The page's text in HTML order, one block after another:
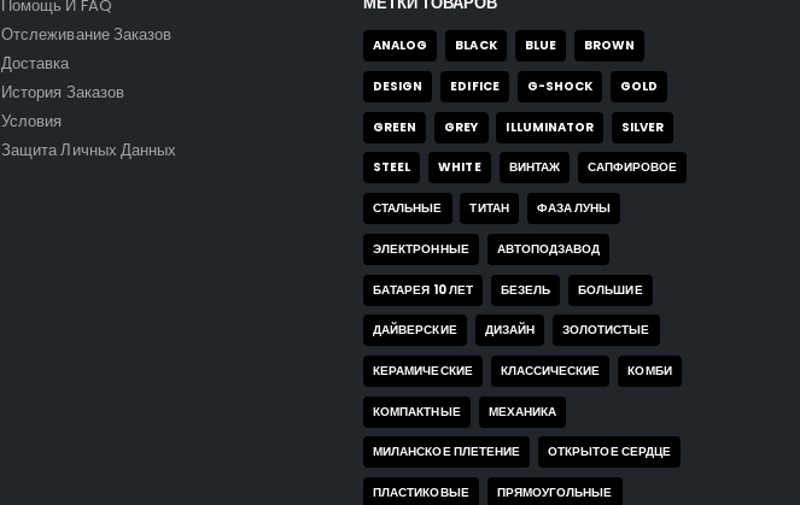
Помощь И FAQ
Отслеживание Заказов
Доставка
История Заказов
Условия
Защита Личных Данных
ANALOG BLACK BLUE BROWN
DESIGN EDIFICE G-SHOCK GOLD
GREEN GREY ILLUMINATOR SILVER
STEEL WHITE ВИНТАЖ САПФИРОВОЕ
СТАЛЬНЫЕ ТИТАН ФАЗА ЛУНЫ
ЭЛЕКТРОННЫЕ АВТОПОДЗАВОД
БАТАРЕЯ 10 ЛЕТ БЕЗЕЛЬ БОЛЬШИЕ
ДАЙВЕРСКИЕ ДИЗАЙН ЗОЛОТИСТЫЕ
КЕРАМИЧЕСКИЕ КЛАССИЧЕСКИЕ КОМБИ
КОМПАКТНЫЕ МЕХАНИКА
МИЛАНСКОЕ ПЛЕТЕНИЕ ОТКРЫТОЕ СЕРДЦЕ
ПЛАСТИКОВЫЕ ПРЯМОУГОЛЬНЫЕ